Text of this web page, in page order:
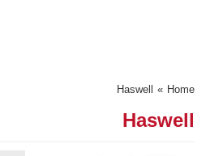
Home
»
Haswell
Haswell